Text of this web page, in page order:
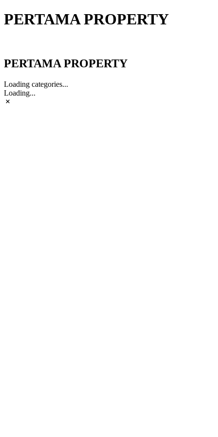
PERTAMA PROPERTY
PERTAMA PROPERTY
Loading categories...
Loading...